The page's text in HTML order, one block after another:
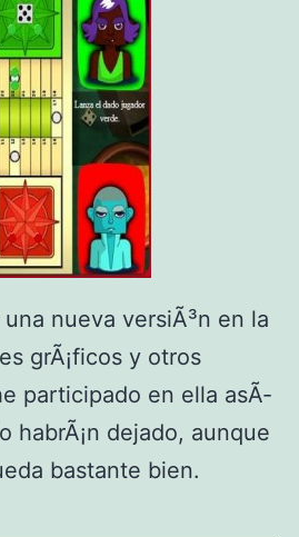
nueva versiÃ³n en la
grÃ¡ficos y otros
participado en ella asÃ­
habrÃ¡n dejado, aunque
bastante bien.